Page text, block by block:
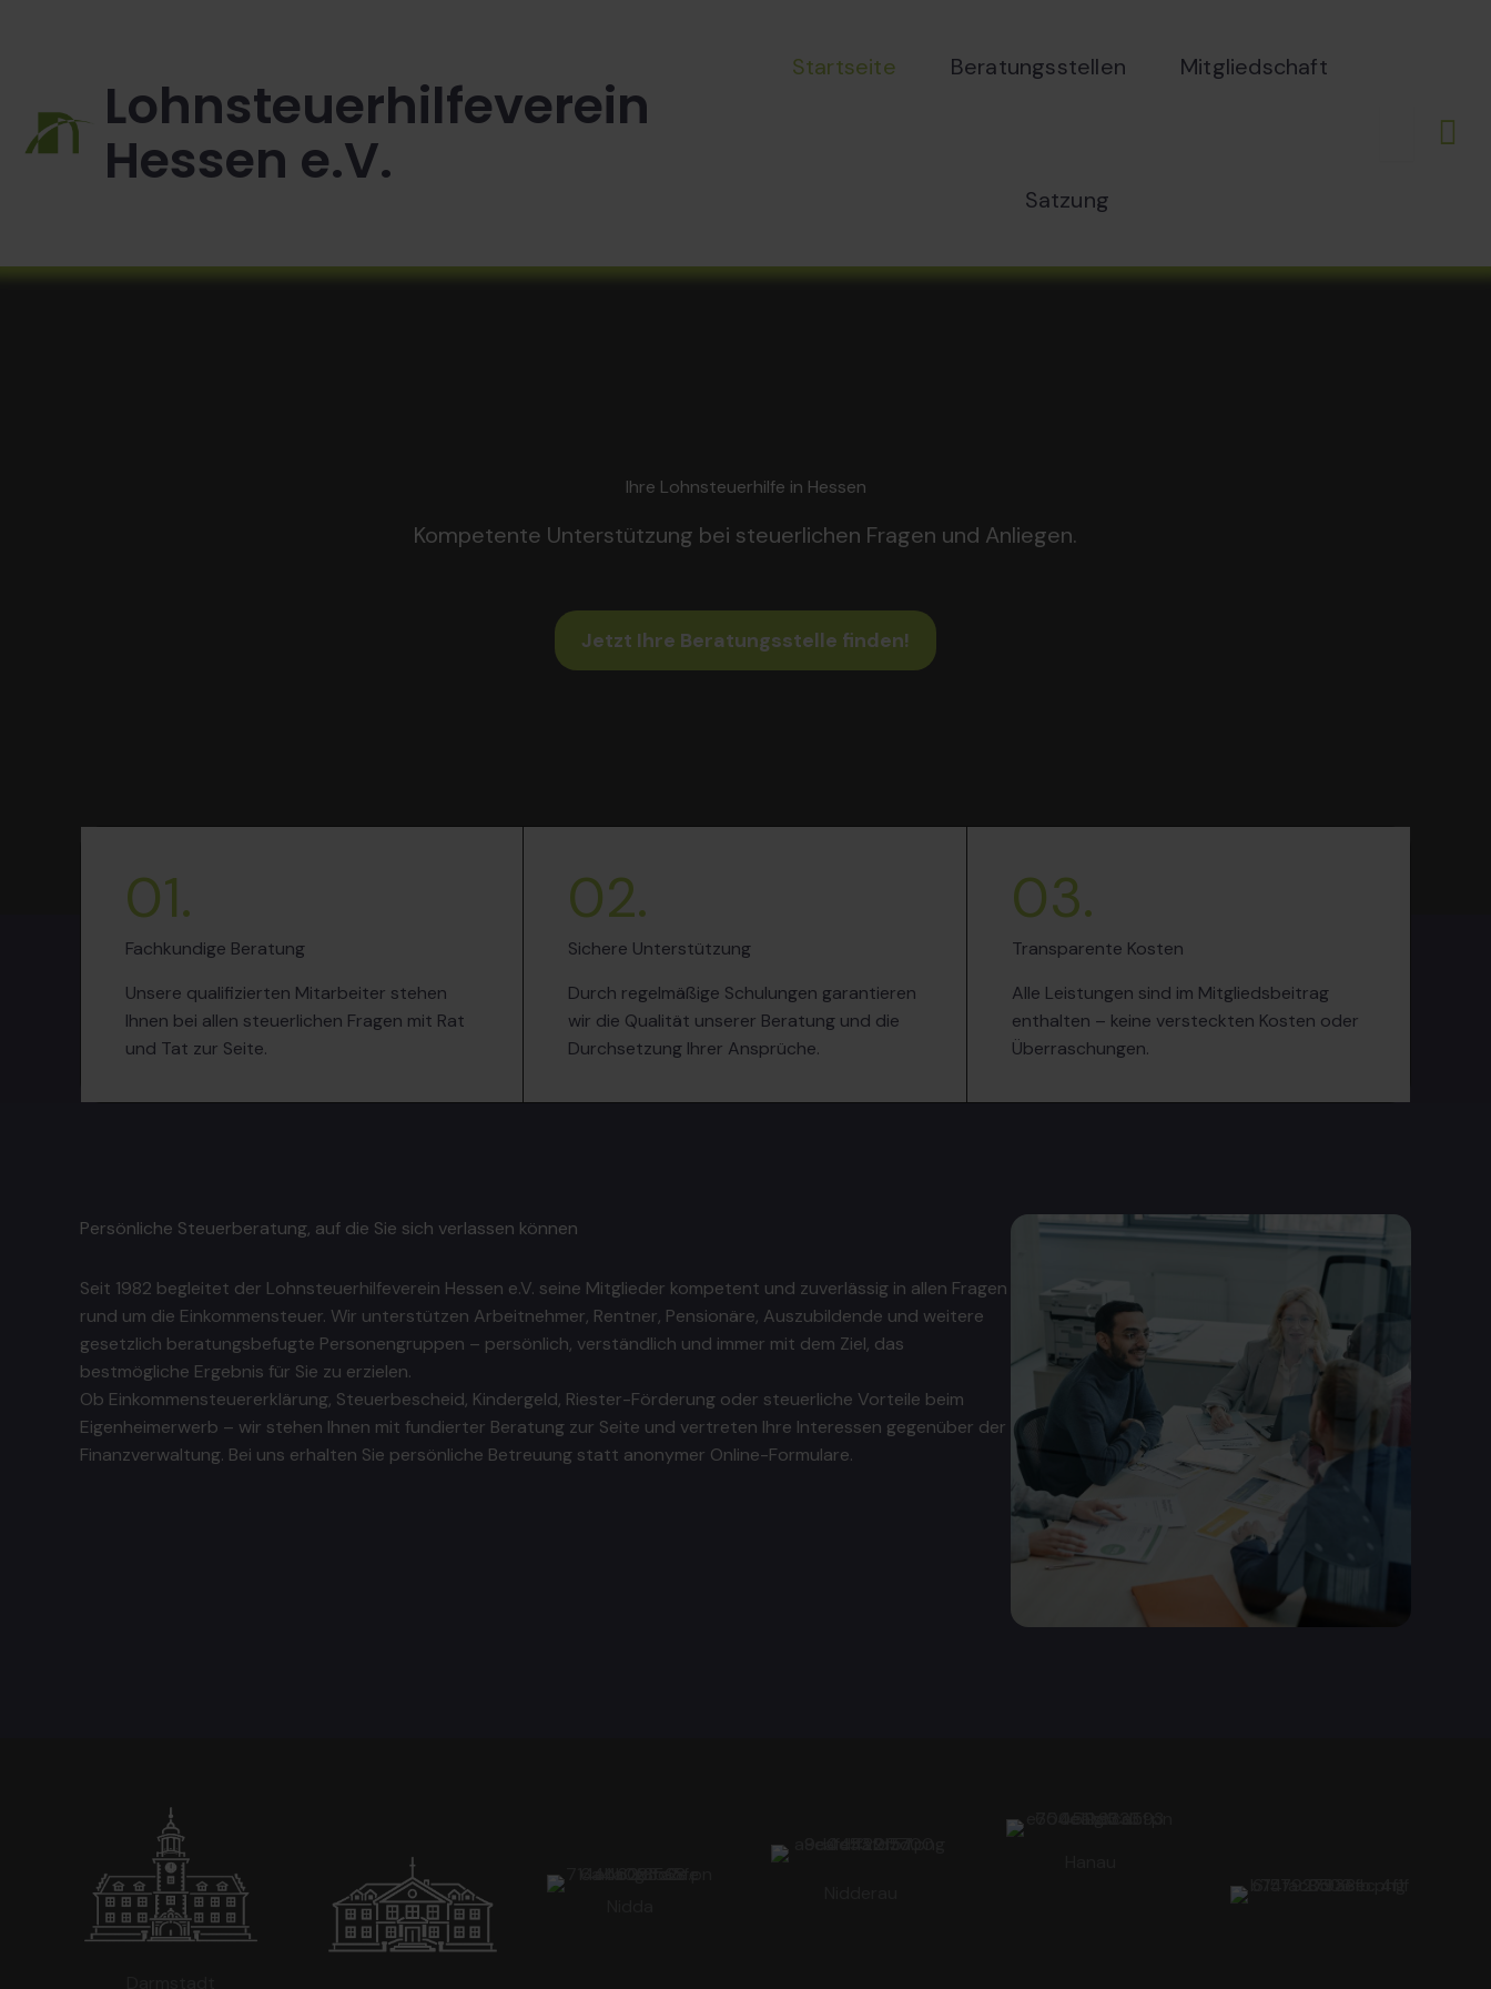
Lohnsteuerhilfeverein
Hessen e.V.
Startseite Beratungsstellen Mitgliedschaft
Satzung
Ihre Lohnsteuerhilfe in Hessen
Kompetente Unterstützung bei steuerlichen Fragen und Anliegen.
Jetzt Ihre Beratungsstelle finden!
01.
Fachkundige Beratung
Unsere qualifizierten Mitarbeiter stehen
Ihnen bei allen steuerlichen Fragen mit Rat
und Tat zur Seite.
02.
Sichere Unterstützung
Durch regelmäßige Schulungen garantieren
wir die Qualität unserer Beratung und die
Durchsetzung Ihrer Ansprüche.
03.
Transparente Kosten
Alle Leistungen sind im Mitgliedsbeitrag
enthalten – keine versteckten Kosten oder
Überraschungen.
Persönliche Steuerberatung, auf die Sie sich verlassen können
Seit 1982 begleitet der Lohnsteuerhilfeverein Hessen e.V. seine Mitglieder kompetent und zuverlässig in allen Fragen
rund um die Einkommensteuer. Wir unterstützen Arbeitnehmer, Rentner, Pensionäre, Auszubildende und weitere
gesetzlich beratungsbefugte Personengruppen – persönlich, verständlich und immer mit dem Ziel, das
bestmögliche Ergebnis für Sie zu erzielen.
Ob Einkommensteuererklärung, Steuerbescheid, Kindergeld, Riester-Förderung oder steuerliche Vorteile beim
Eigenheimerwerb – wir stehen Ihnen mit fundierter Beratung zur Seite und vertreten Ihre Interessen gegenüber der
Finanzverwaltung. Bei uns erhalten Sie persönliche Betreuung statt anonymer Online-Formulare.